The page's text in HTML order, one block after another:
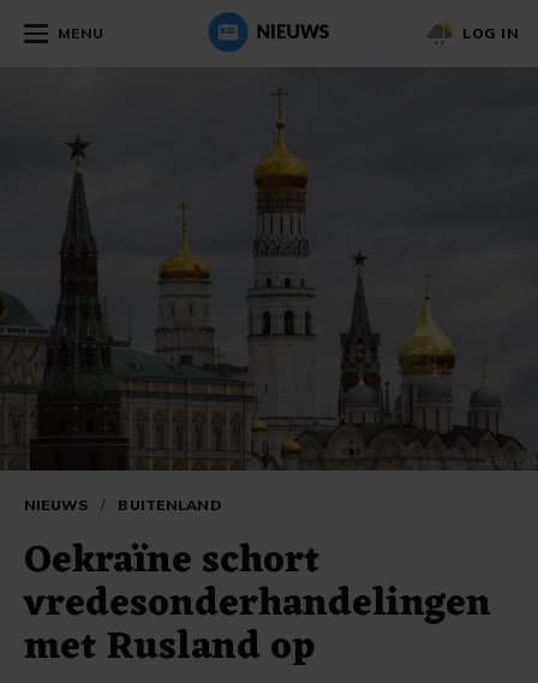
MENU LOG IN
NIEUWS / BUITENLAND
Oekraïne schort
vredesonderhandelingen
met Rusland op